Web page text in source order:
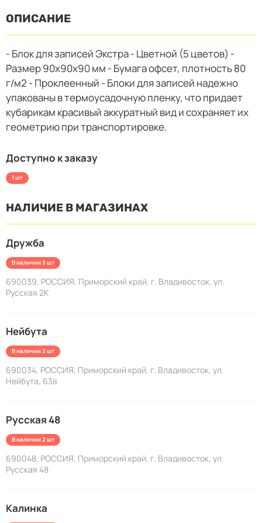
ОПИСАНИЕ
- Блок для записей Экстра - Цветной (5 цветов) -
Размер 90x90x90 мм - Бумага офсет, плотность 80
г/м2 - Проклеенный - Блоки для записей надежно
упакованы в термоусадочную пленку, что придает
кубарикам красивый аккуратный вид и сохраняет их
геометрию при транспортировке.
Доступно к заказу
1 шт
НАЛИЧИЕ В МАГАЗИНАХ
Дружба
В наличии 3 шт
690039, РОССИЯ, Приморский край, г. Владивосток, ул.
Русская 2К
Нейбута
В наличии 3 шт
690034, РОССИЯ, Приморский край, г. Владивосток, ул.
Нейбута, 63в
Русская 48
В наличии 2 шт
690048, РОССИЯ, Приморский край, г. Владивосток, ул.
Русская 48
Калинка